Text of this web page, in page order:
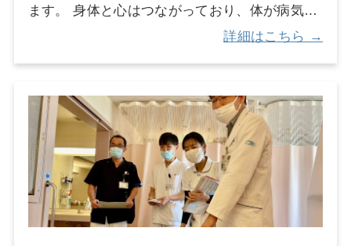
や薬剤耐性菌の検出状況をチェックし、患者さ
んの検査・治療支援に努めています。さらにはI
CT/ASTでは地域の医療機関とも連携し、情報共
有や感染対策支援も行っております。 院内感染
対策室（リンク） 感染管理対策｜医療安全管理
部 | 【公式】 大阪市立総合医療センター (osaka
city-hp.or.jp)
ます。 身体と心はつながっており、体が病気に
なると、不眠、不安や焦り、気分の落ち込みな
ど、心にも様々な影響が出ることがあります。
問題が生じた場合に、精神科リエゾンチーム
は、身体科医師や病棟看護師と連携しながら、
患者さんに安心して治療を受けて頂けるように
サポートを行っています。 チームメンバーの
構成 精神科リエゾンチームは、精神科医師、精
詳細はこちら →